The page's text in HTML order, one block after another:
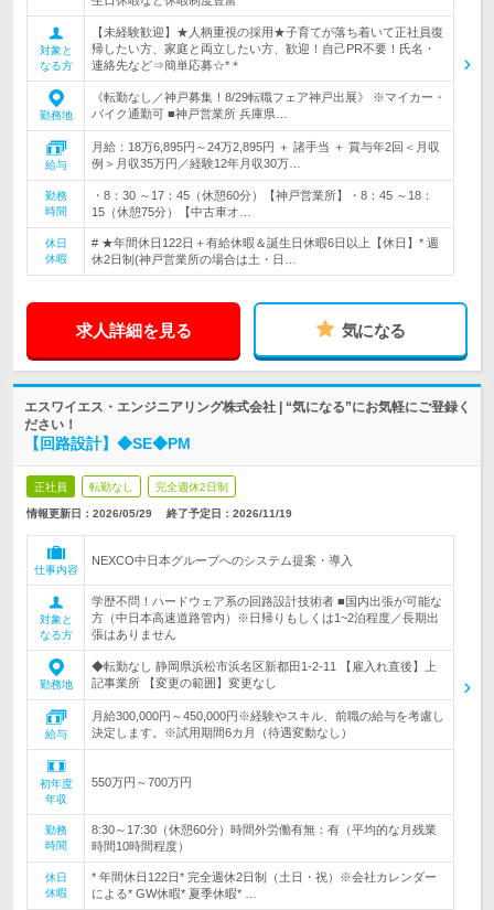
対象と
なる方
【未経験歓迎】★人柄重視の採用★子育てが落ち着いて正社員復
帰したい方、家庭と両立したい方、歓迎！自己PR不要！氏名・
連絡先など⇒簡単応募☆*＊
勤務地
《転勤なし／神戸募集！8/29転職フェア神戸出展》 ※マイカー・
バイク通勤可 ■神戸営業所 兵庫県…
給与
月給：18万6,895円～24万2,895円 ＋ 諸手当 ＋ 賞与年2回＜月収
例＞月収35万円／経験12年月収30万…
勤務
時間
・8：30 ～17：45（休憩60分）【神戸営業所】・8：45 ～18：
15（休憩75分）【中古車オ…
休日
休暇
# ★年間休日122日＋有給休暇＆誕生日休暇6日以上【休日】* 週
休2日制(神戸営業所の場合は土・日…
求人詳細を見る 気になる
エスワイエス・エンジニアリング株式会社 | “気になる”にお気軽にご登録く
ださい！
【回路設計】◆SE◆PM
正社員 転勤なし 完全週休2日制
情報更新日：2026/05/29 終了予定日： 2026/11/19
仕事内容
NEXCO中日本グループへのシステム提案・導入
対象と
なる方
学歴不問！ハードウェア系の回路設計技術者 ■国内出張が可能な
方（中日本高速道路管内）※日帰りもしくは1~2泊程度／長期出
張はありません
勤務地
◆転勤なし 静岡県浜松市浜名区新都田1-2-11 【雇入れ直後】上
記事業所 【変更の範囲】変更なし
給与
月給300,000円～450,000円※経験やスキル、前職の給与を考慮し
決定します。※試用期間6カ月（待遇変動なし）
初年度
年収
550万円～700万円
勤務
時間
8:30～17:30（休憩60分）時間外労働有無：有（平均的な月残業
時間10時間程度）
休日
休暇
* 年間休日122日* 完全週休2日制（土日・祝）※会社カレンダー
による* GW休暇* 夏季休暇* …